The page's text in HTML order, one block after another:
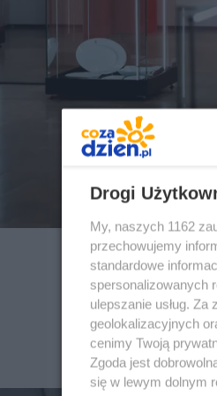
Drogi
My, naszych 1162
przechowujemy
standardowe
spersonalizowanych
ulepszanie usług.
geolokalizacyjnych
cenimy Twoją
Zgoda jest
się w lewym dolnym